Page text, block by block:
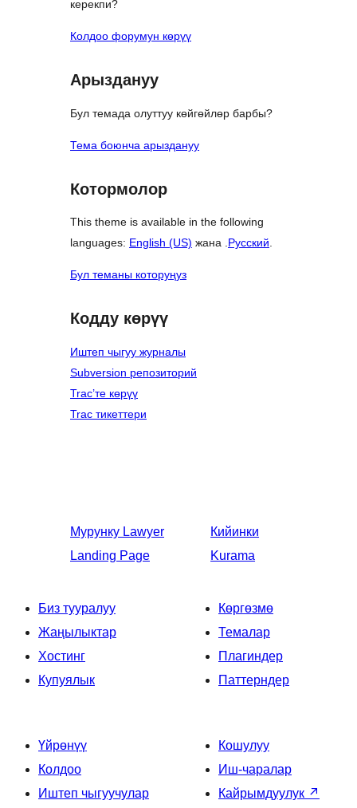
керекпи?
Колдоо форумун көрүү
Арыздануу
Бул темада олуттуу көйгөйлөр барбы?
Тема боюнча арыздануу
Котормолор
This theme is available in the following
languages: English (US) жана .Русский.
Бул теманы которуңуз
Кодду көрүү
Иштеп чыгуу журналы
Subversion репозиторий
Trac’те көрүү
Trac тикеттери
Мурунку Lawyer
Landing Page
Кийинки
Kurama
Биз тууралуу
Жаңылыктар
Хостинг
Купуялык
Көргөзмө
Темалар
Плагиндер
Паттерндер
Үйрөнүү
Колдоо
Иштеп чыгуучулар
Кошулуу
Иш-чаралар
Кайрымдуулук ↗